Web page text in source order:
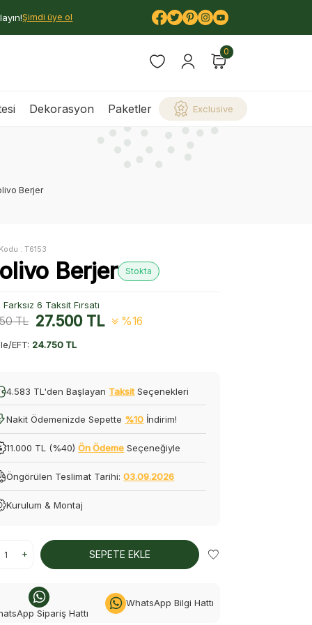
Şimdi üye ol
0
Dekorasyon Paketler Exclusive
Berjer
:T6153
Berjer Stokta
6 Taksit Fırsatı
TL 27.500TL %16
EFT: 24.750 TL
4.583 TL'den Başlayan Taksit Seçenekleri
Nakit Ödemenizde Sepette %10 İndirim!
11.000 TL (%40)Ön Ödeme Seçeneğiyle
Öngörülen Teslimat Tarihi:03.09.2026
Kurulum & Montaj
SEPETE EKLE
Sipariş Hattı
WhatsApp Bilgi Hattı